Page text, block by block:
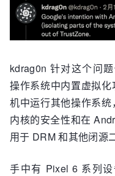
kdrag0n 针对这个问
操作系统中内置虚拟
机中运行其他操作系
内核的安全性和在
用于 DRM 和其他闭源
手中有 Pixel 6 系列